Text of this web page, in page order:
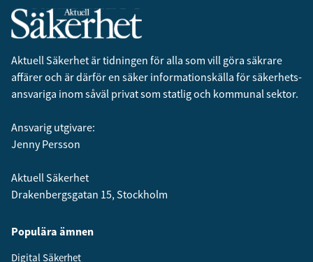
Aktuell Säkerhet är tidningen för alla som vill göra säkrare
affärer och är därför en säker informationskälla för säkerhets­
ansvariga inom såväl privat som statlig och kommunal sektor.
Ansvarig utgivare:
Jenny Persson
Aktuell Säkerhet
Drakenbergsgatan 15, Stockholm
Populära ämnen
Digital Säkerhet